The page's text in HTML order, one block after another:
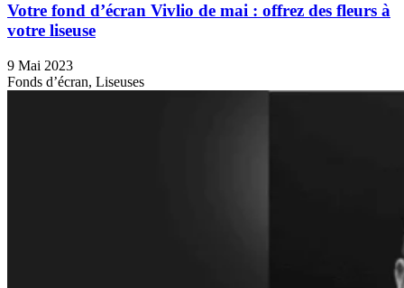
Votre fond d’écran Vivlio de mai : offrez des fleurs à
votre liseuse
9 Mai 2023
Fonds d’écran, Liseuses